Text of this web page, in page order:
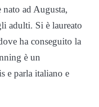
ad Augusta,
adulti. Si è laureato
ha conseguito la
è un
e parla italiano e